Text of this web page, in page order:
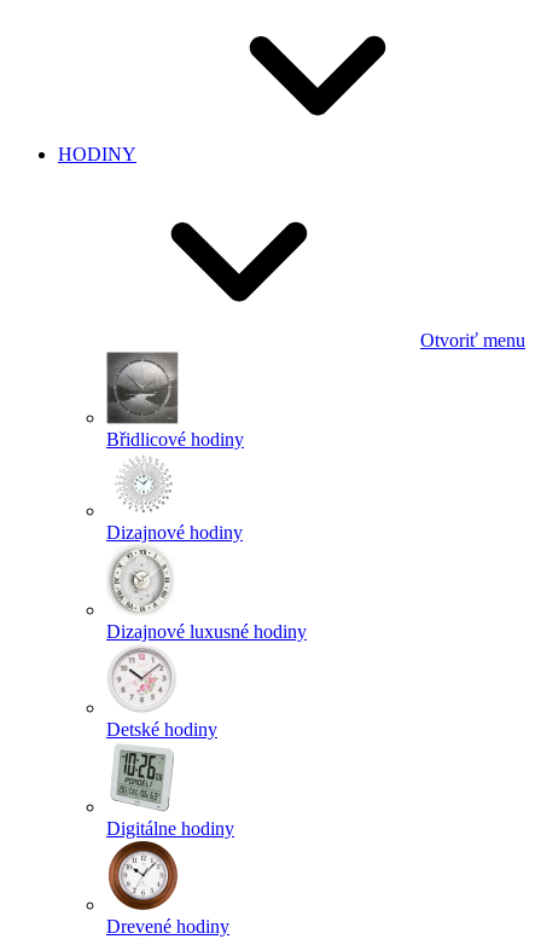
HODINY
Otvoriť menu
Břidlicové hodiny
Dizajnové hodiny
Dizajnové luxusné hodiny
Detské hodiny
Digitálne hodiny
Drevené hodiny